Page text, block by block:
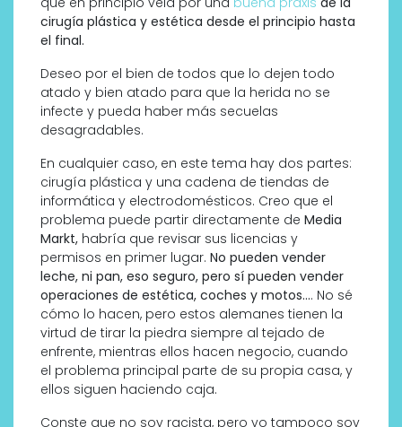
cirugía plástica y estética desde el principio hasta
el final.
Deseo por el bien de todos que lo dejen todo
atado y bien atado para que la herida no se
infecte y pueda haber más secuelas
desagradables.
En cualquier caso, en este tema hay dos partes:
cirugía plástica y una cadena de tiendas de
informática y electrodomésticos. Creo que el
problema puede partir directamente de Media
Markt, habría que revisar sus licencias y
permisos en primer lugar. No pueden vender
leche, ni pan, eso seguro, pero sí pueden vender
operaciones de estética, coches y motos…. No sé
cómo lo hacen, pero estos alemanes tienen la
virtud de tirar la piedra siempre al tejado de
enfrente, mientras ellos hacen negocio, cuando
el problema principal parte de su propia casa, y
ellos siguen haciendo caja.
Conste que no soy racista, pero yo tampoco soy